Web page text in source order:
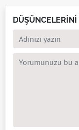
DÜŞÜNCELERİNİ